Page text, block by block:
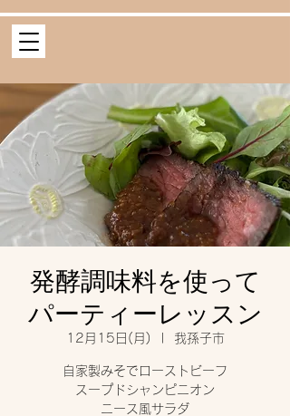
発酵調味料を使って
パーティーレッスン
12月15日(月) 我孫子市
自家製みそでローストビーフ
スープドシャンピニオン
ニース風サラダ